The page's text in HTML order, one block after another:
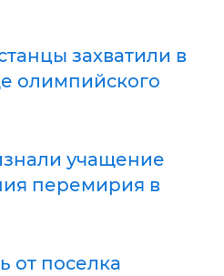
захватили в
олимпийского
учащение
перемирия в
от поселка